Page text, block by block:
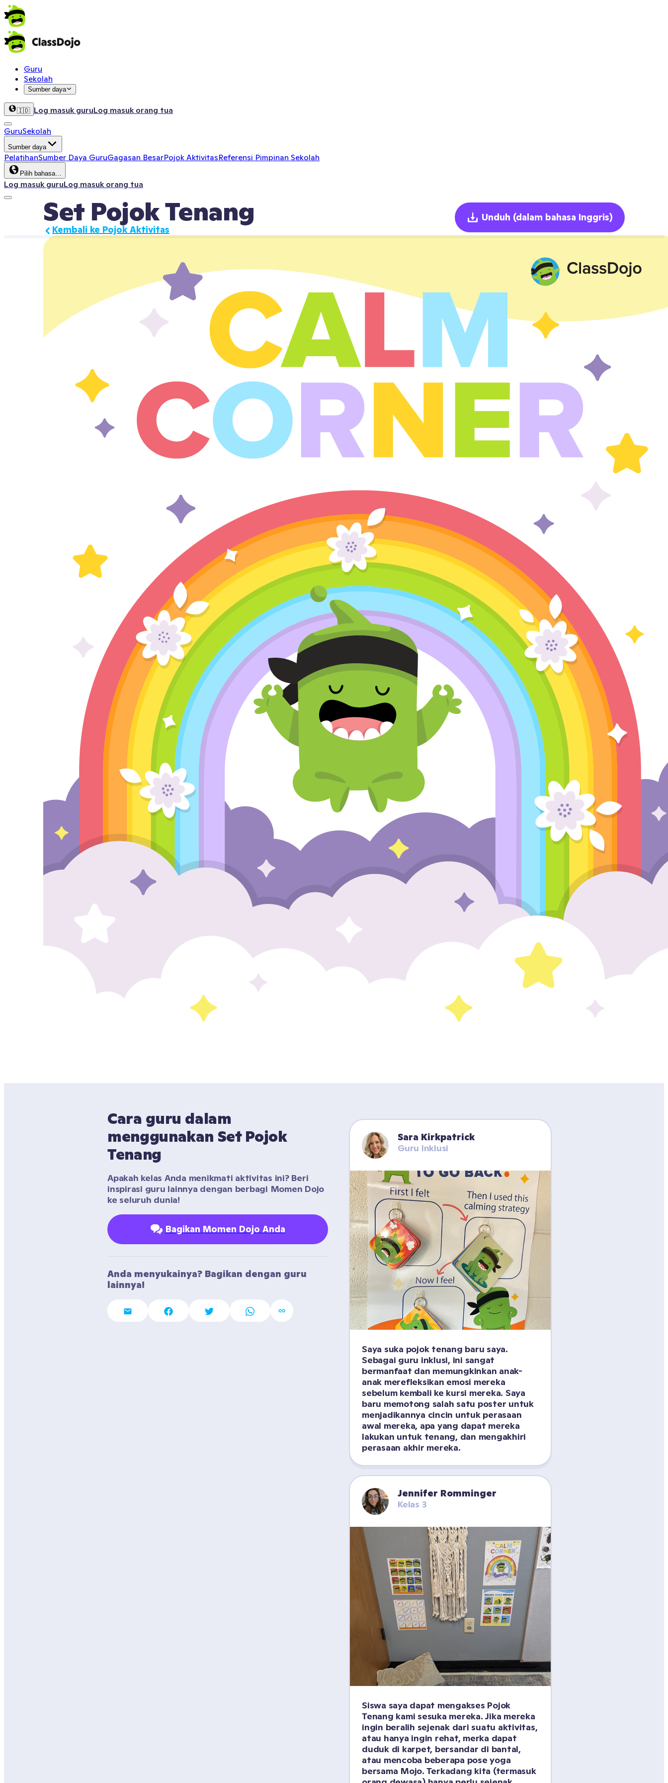
Guru
Sekolah
Sumber daya
🇮🇩 Log masuk guruLog masuk orang tua
GuruSekolah
Sumber daya
PelatihanSumber Daya GuruGagasan BesarPojok AktivitasReferensi Pimpinan Sekolah
Pilih bahasa…
Log masuk guruLog masuk orang tua
Set Pojok Tenang
Kembali ke Pojok Aktivitas
Unduh (dalam bahasa Inggris)
Cara guru dalam
menggunakan Set Pojok
Tenang
Apakah kelas Anda menikmati aktivitas ini? Beri
inspirasi guru lainnya dengan berbagi Momen Dojo
ke seluruh dunia!
Bagikan Momen Dojo Anda
Anda menyukainya? Bagikan dengan guru
lainnya!
Sara Kirkpatrick
Guru Inklusi
Saya suka pojok tenang baru saya.
Sebagai guru inklusi, ini sangat
bermanfaat dan memungkinkan anak-
anak merefleksikan emosi mereka
sebelum kembali ke kursi mereka. Saya
baru memotong salah satu poster untuk
menjadikannya cincin untuk perasaan
awal mereka, apa yang dapat mereka
lakukan untuk tenang, dan mengakhiri
perasaan akhir mereka.
Jennifer Romminger
Kelas 3
Siswa saya dapat mengakses Pojok
Tenang kami sesuka mereka. Jika mereka
ingin beralih sejenak dari suatu aktivitas,
atau hanya ingin rehat, merka dapat
duduk di karpet, bersandar di bantal,
atau mencoba beberapa pose yoga
bersama Mojo. Terkadang kita (termasuk